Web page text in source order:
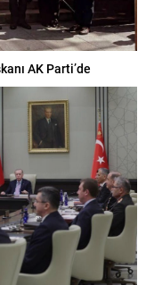
AK Parti’de